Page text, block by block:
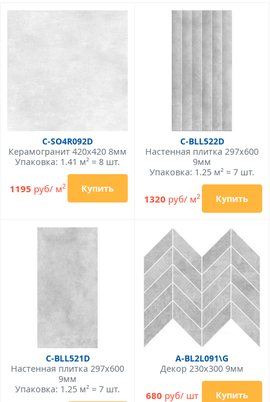
C-SO4R092D
Керамогранит 420x420 8мм
Упаковка: 1.41 м² = 8 шт.
1195 руб/ м2 Купить
C-BLL522D
Настенная плитка 297x600
9мм
Упаковка: 1.25 м² = 7 шт.
1320 руб/ м2 Купить
C-BLL521D
Настенная плитка 297x600
9мм
Упаковка: 1.25 м² = 7 шт.
A-BL2L091\G
Декор 230x300 9мм
680 руб/ шт Купить